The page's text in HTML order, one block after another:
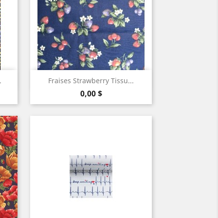
Fraises Strawberry Tissu...
Prix
0,00 $
 Aperçu rapide